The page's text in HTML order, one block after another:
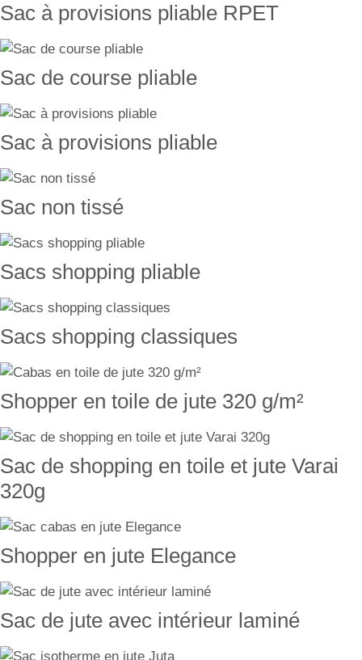
Sac à provisions pliable RPET
Sac de course pliable
Sac à provisions pliable
Sac non tissé
Sacs shopping pliable
Sacs shopping classiques
Shopper en toile de jute 320 g/m²
Sac de shopping en toile et jute Varai
320g
Shopper en jute Elegance
Sac de jute avec intérieur laminé